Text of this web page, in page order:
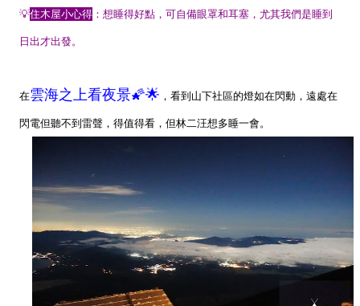
💡住木屋小心得 ： 想睡得好點，可自備眼罩和耳塞，尤其我們是睡到
日出才出發。
在雲海之上看夜景🌠🌟 ，看到山下社區的燈如在閃動，遠處在
閃電但聽不到雷聲，得值得看，但林二汪想多睡一會。